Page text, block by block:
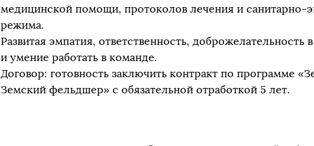
медицинской помощи, протоколов лечения и санитарно-
режима.
Развитая эмпатия, ответственность,
и умение работать в команде.
Договор: готовность заключить контракт по программе
Земский фельдшер» с обязательной отработкой 5 лет.